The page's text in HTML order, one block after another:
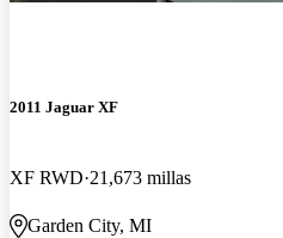
2011 Jaguar XF
XF RWD 21,673 millas
Garden City, MI